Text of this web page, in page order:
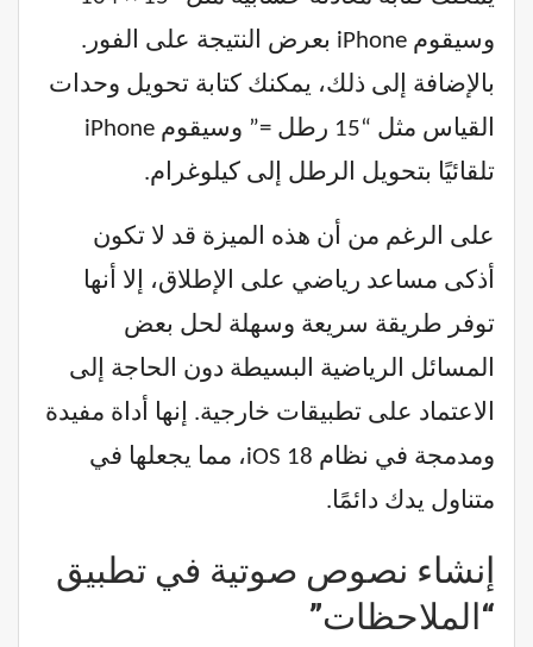
وسيقوم iPhone بعرض النتيجة على الفور.
بالإضافة إلى ذلك، يمكنك كتابة تحويل وحدات
القياس مثل “15 رطل =” وسيقوم iPhone
تلقائيًا بتحويل الرطل إلى كيلوغرام.
على الرغم من أن هذه الميزة قد لا تكون
أذكى مساعد رياضي على الإطلاق، إلا أنها
توفر طريقة سريعة وسهلة لحل بعض
المسائل الرياضية البسيطة دون الحاجة إلى
الاعتماد على تطبيقات خارجية. إنها أداة مفيدة
ومدمجة في نظام iOS 18، مما يجعلها في
متناول يدك دائمًا.
إنشاء نصوص صوتية في تطبيق
“الملاحظات”